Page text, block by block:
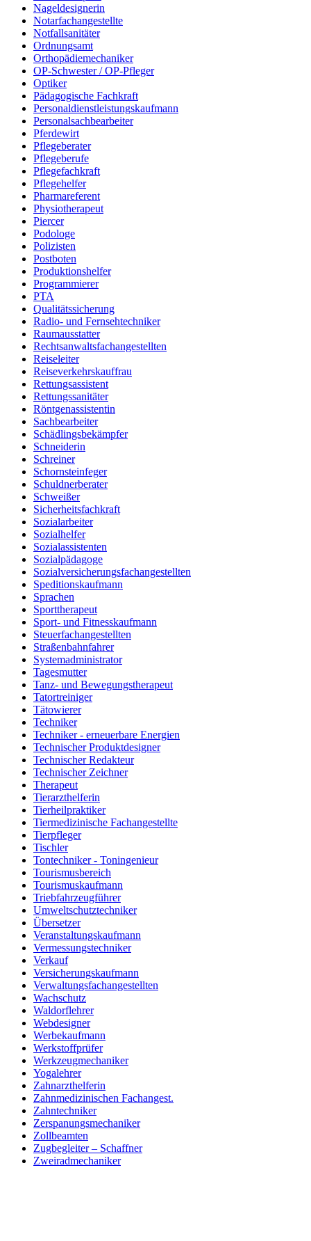
Nageldesignerin
Notarfachangestellte
Notfallsanitäter
Ordnungsamt
Orthopädiemechaniker
OP-Schwester / OP-Pfleger
Optiker
Pädagogische Fachkraft
Personaldienstleistungskaufmann
Personalsachbearbeiter
Pferdewirt
Pflegeberater
Pflegeberufe
Pflegefachkraft
Pflegehelfer
Pharmareferent
Physiotherapeut
Piercer
Podologe
Polizisten
Postboten
Produktionshelfer
Programmierer
PTA
Qualitätssicherung
Radio- und Fernsehtechniker
Raumausstatter
Rechtsanwaltsfachangestellten
Reiseleiter
Reiseverkehrskauffrau
Rettungsassistent
Rettungssanitäter
Röntgenassistentin
Sachbearbeiter
Schädlingsbekämpfer
Schneiderin
Schreiner
Schornsteinfeger
Schuldnerberater
Schweißer
Sicherheitsfachkraft
Sozialarbeiter
Sozialhelfer
Sozialassistenten
Sozialpädagoge
Sozialversicherungsfachangestellten
Speditionskaufmann
Sprachen
Sporttherapeut
Sport- und Fitnesskaufmann
Steuerfachangestellten
Straßenbahnfahrer
Systemadministrator
Tagesmutter
Tanz- und Bewegungstherapeut
Tatortreiniger
Tätowierer
Techniker
Techniker - erneuerbare Energien
Technischer Produktdesigner
Technischer Redakteur
Technischer Zeichner
Therapeut
Tierarzthelferin
Tierheilpraktiker
Tiermedizinische Fachangestellte
Tierpfleger
Tischler
Tontechniker - Toningenieur
Tourismusbereich
Tourismuskaufmann
Triebfahrzeugführer
Umweltschutztechniker
Übersetzer
Veranstaltungskaufmann
Vermessungstechniker
Verkauf
Versicherungskaufmann
Verwaltungsfachangestellten
Wachschutz
Waldorflehrer
Webdesigner
Werbekaufmann
Werkstoffprüfer
Werkzeugmechaniker
Yogalehrer
Zahnarzthelferin
Zahnmedizinischen Fachangest.
Zahntechniker
Zerspanungsmechaniker
Zollbeamten
Zugbegleiter – Schaffner
Zweiradmechaniker